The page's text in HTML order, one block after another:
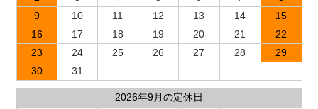
9
10 11 12 13 14
15
16
17 18 19 20 21
22
23
24 25 26 27 28
29
30
31
2026年9月の定休日